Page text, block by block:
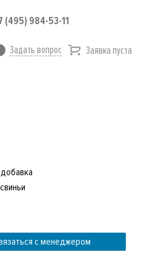
(495) 984-53-11
Задать вопрос Заявка пуста
с менеджером